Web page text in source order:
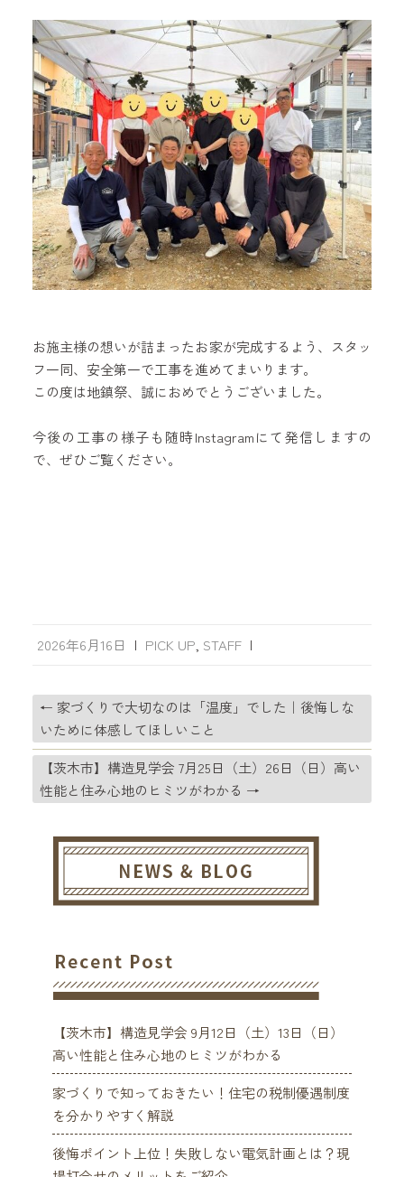
お施主様の想いが詰まったお家が完成するよう、スタッ
フ一同、安全第一で工事を進めてまいります。
この度は地鎮祭、誠におめでとうございました。
今後の工事の様子も随時Instagramにて発信しますの
で、ぜひご覧ください。
2026年6月16日 | PICK UP STAFF |
← 家づくりで大切なのは「温度」でした｜後悔しな
いために体感してほしいこと
【茨木市】構造見学会 7月25日（土）26日（日）高い
性能と住み心地のヒミツがわかる →
【茨木市】構造見学会 9月12日（土）13日（日）
高い性能と住み心地のヒミツがわかる
家づくりで知っておきたい！住宅の税制優遇制度
を分かりやすく解説
後悔ポイント上位！失敗しない電気計画とは？現